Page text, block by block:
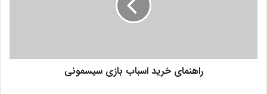
راهنمای خرید اسباب بازی سیسمونی